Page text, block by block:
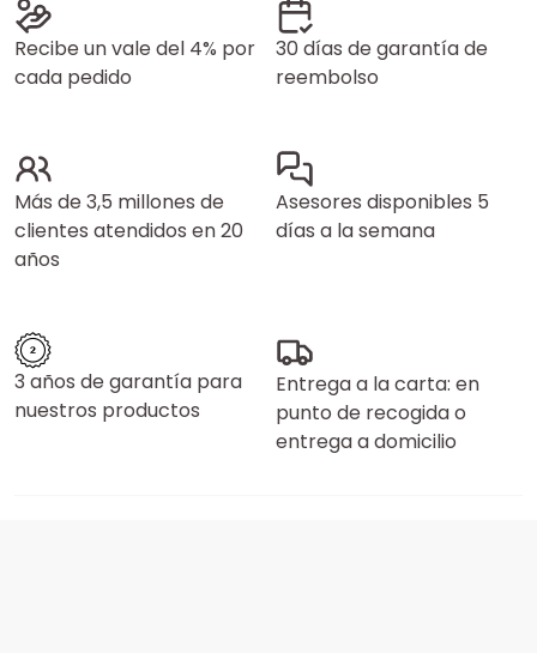
Recibe un vale del 4% por
cada pedido
30 días de garantía de
reembolso
Más de 3,5 millones de
clientes atendidos en 20
años
Asesores disponibles 5
días a la semana
3 años de garantía para
nuestros productos
Entrega a la carta: en
punto de recogida o
entrega a domicilio